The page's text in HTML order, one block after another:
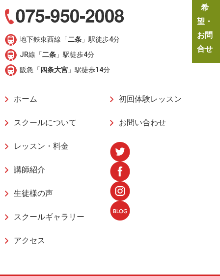
地下鉄東西線「二条 」駅徒歩4分
JR線「二条 」駅徒歩4分
阪急「 四条大宮 」駅徒歩14分
ホーム
スクールについて
レッスン・料金
講師紹介
生徒様の声
スクールギャラリー
アクセス
初回体験レッスン
お問い合わせ
希
望・
お問
合せ